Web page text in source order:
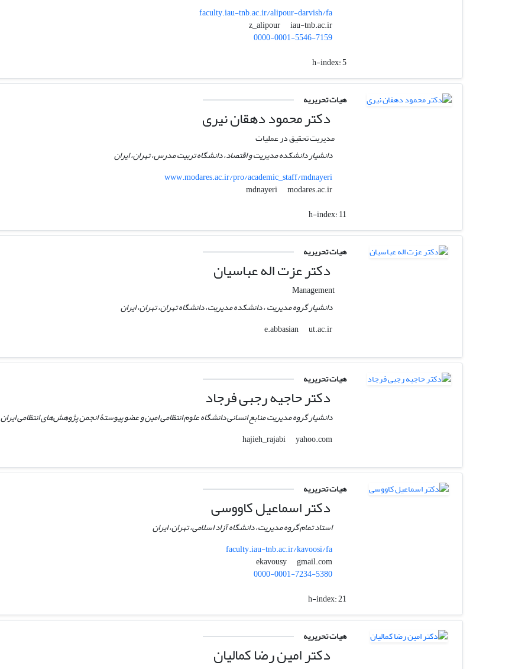
faculty.iau-tnb.ac.ir/alipour-darvish/fa
iau-tnb.ac.ir
0000-0001-5546-7159
h-index:5
هیات تحریریه
دکتر محمود دهقان نیری
مدیریت تحقیق در عملیات
دانشیار دانشکده مدیریت و اقتصاد، دانشگاه تربیت مدرس، تهران، ایران
www.modares.ac.ir/pro/academic_staff/mdnayeri
modares.ac.ir
h-index:11
هیات تحریریه
دکتر عزت اله عباسیان
دانشیار گروه مدیریت ، دانشکده مدیریت، دانشگاه تهران، تهران، ایران
ut.ac.ir
هیات تحریریه
دکتر حاجیه رجبی فرجاد
دانشیار گروه مدیریت منابع انسانی دانشگاه علوم انتظامی امین و عضو پیوستۀ انجمن پژوهش‌های انتظامی ایران
yahoo.com
هیات تحریریه
دکتر اسماعیل کاووسی
استاد تمام گروه مدیریت، دانشگاه آزاد اسلامی، تهران، ایران
faculty.iau-tnb.ac.ir/kavoosi/fa
gmail.com
0000-0001-7234-5380
h-index:21
هیات تحریریه
دکتر امین رضا کمالیان